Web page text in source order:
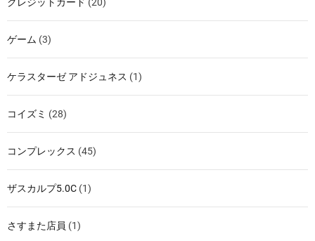
ゲーム (3)
ケラスターゼ アドジュネス (1)
コイズミ (28)
コンプレックス (45)
ザスカルプ5.0C (1)
さすまた店員 (1)